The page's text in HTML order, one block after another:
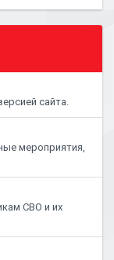
сайта.
мероприятия,
СВО и их